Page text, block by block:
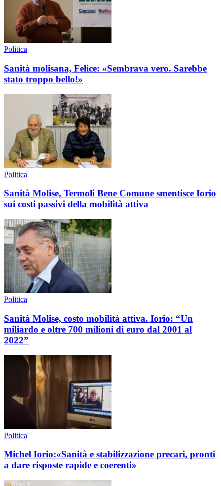
Politica
Sanità molisana, Felice: «Sembrava vero. Sarebbe
stato troppo bello!»
Politica
Sanità Molise, Termoli Bene Comune smentisce Iorio
sui costi passivi della mobilità attiva
Politica
Sanità Molise, costo mobilità attiva. Iorio: “Un
miliardo e oltre 700 milioni di euro dal 2001 al
2022”
Politica
Michel Iorio:«Sanità e stabilizzazione precari, pronti
a dare risposte rapide e coerenti»